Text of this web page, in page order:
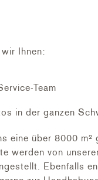
in
Netz
wird
Pfosten
Ihnen:
Team
in der ganzen
eine über 8000
werden von
Ebenfalls